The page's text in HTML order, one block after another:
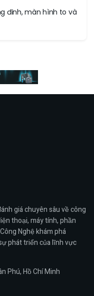
đỉnh, màn hình to và
giá chuyên sâu về công
thoại, máy tính, phần
Nghệ khám phá
phát triển của lĩnh vực
Phú, Hồ Chí Minh